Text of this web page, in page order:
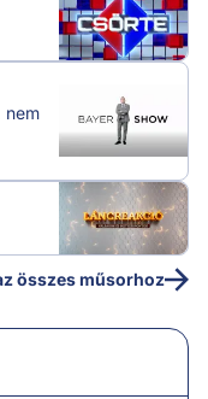
nem
összes műsorhoz